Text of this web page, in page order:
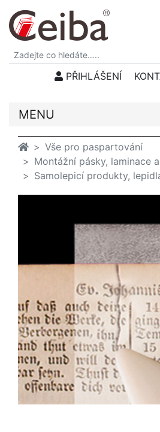
PŘIHLÁŠENÍ
MENU
Vše pro paspartování
Montážní pásky, laminace
Samolepicí produkty,